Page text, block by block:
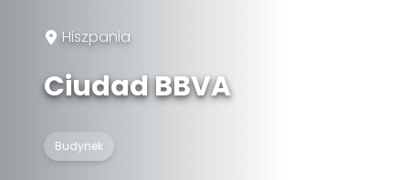
Hiszpania
Ciudad BBVA
Budynek